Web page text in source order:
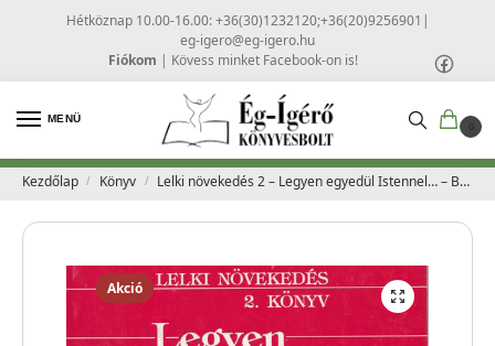
Hétköznap 10.00-16.00: +36(30)1232120;+36(20)9256901 |
eg-igero@eg-igero.hu
Fiókom | Kövess minket Facebook-on is!
MENÜ
0
Kezdőlap / Könyv / Lelki növekedés 2 – Legyen egyedül Istennel… – Barry St. Clair
Akció